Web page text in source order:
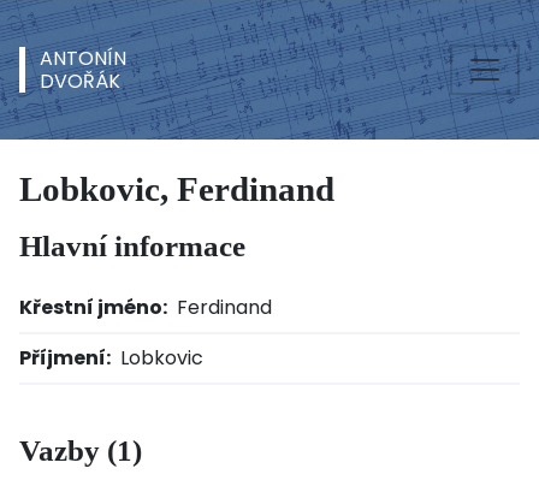
ANTONÍN
DVOŘÁK
Lobkovic, Ferdinand
Hlavní informace
Křestní jméno: Ferdinand
Příjmení: Lobkovic
Vazby (1)